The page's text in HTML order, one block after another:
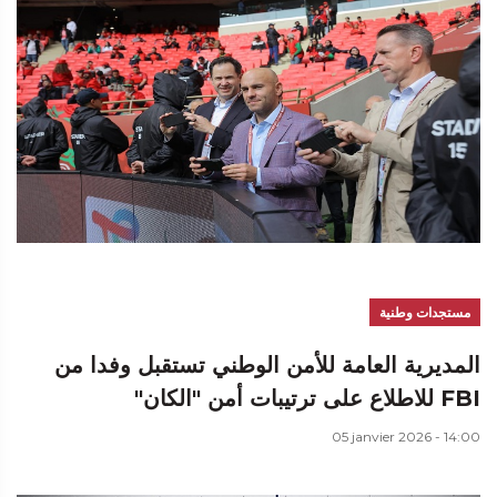
مستجدات وطنية
المديرية العامة للأمن الوطني تستقبل وفدا من
FBI للاطلاع على ترتيبات أمن "الكان"
05 janvier 2026 - 14:00